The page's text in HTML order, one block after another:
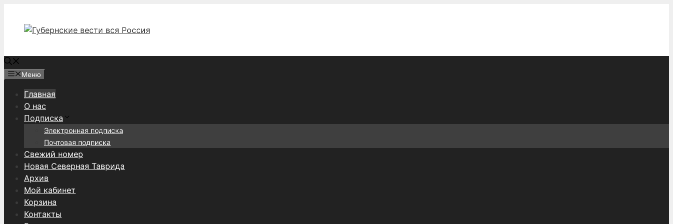
содержимому
Меню
Главная
О нас
Подписка
Электронная подписка
Почтовая подписка
Свежий номер
Новая Северная Таврида
Архив
Мой кабинет
Корзина
Контакты